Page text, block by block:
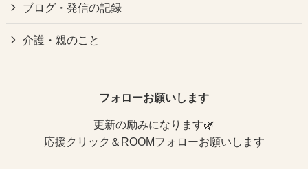
ブログ・発信の記録
介護・親のこと
フォローお願いします
更新の励みになります🌿
応援クリック＆ROOMフォローお願いします